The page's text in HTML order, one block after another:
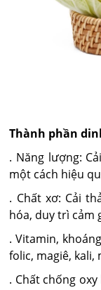
Thành phần
. Năng lượng:
một cách hiệu
. Chất xơ: Cải
hóa, duy trì cảm
. Vitamin,
folic, magiê, kali,
. Chất chống